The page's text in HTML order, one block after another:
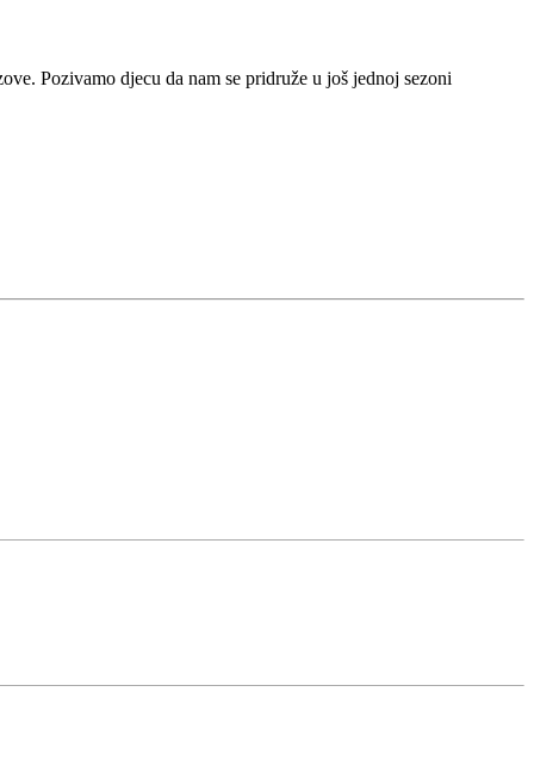
Pozivamo djecu da nam se pridruže u još jednoj sezoni